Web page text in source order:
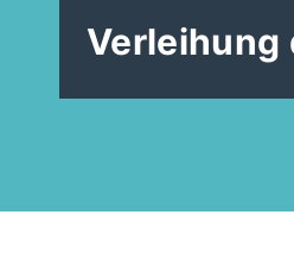
Verleihung